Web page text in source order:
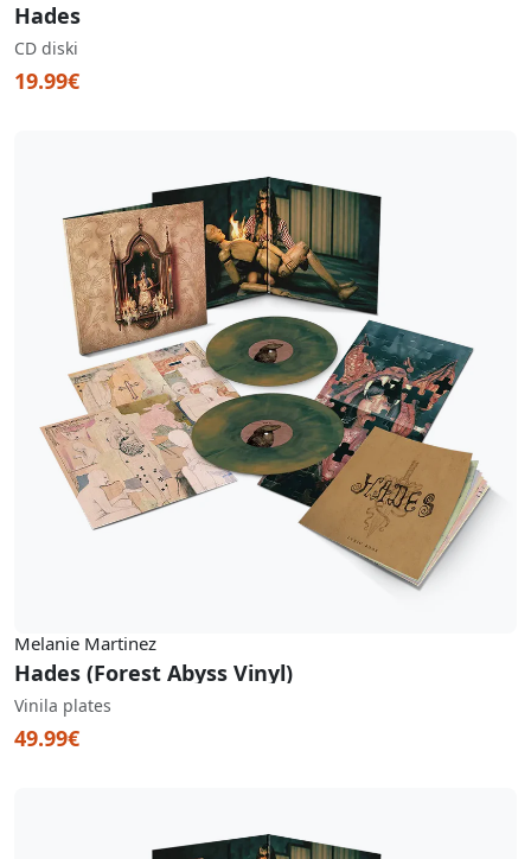
Hades
CD diski
19.99€
Melanie Martinez
Hades (Forest Abyss Vinyl)
Vinila plates
49.99€